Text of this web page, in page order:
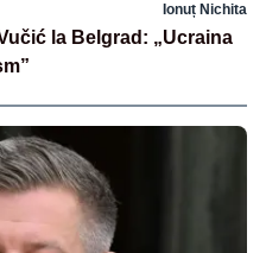
Ionuț Nichita
la Belgrad: „Ucraina